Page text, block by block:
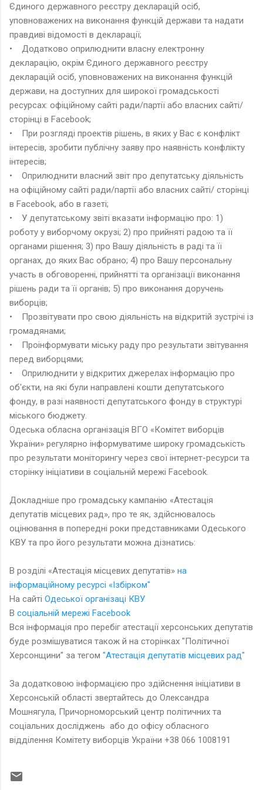
Єдиного державного реєстру декларацій осіб,
уповноважених на виконання функцій держави та надати
правдиві відомості в декларації;
• Додатково оприлюднити власну електронну
декларацію, окрім Єдиного державного реєстру
декларацій осіб, уповноважених на виконання функцій
держави, на доступних для широкої громадськості
ресурсах: офіційному сайті ради/партії або власних сайті/
сторінці в Facebook;
• При розгляді проектів рішень, в яких у Вас є конфлікт
інтересів, зробити публічну заяву про наявність конфлікту
інтересів;
• Оприлюднити власний звіт про депутатську діяльність
на офіційному сайті ради/партії або власних сайті/ сторінці
в Facebook, або в газеті;
• У депутатському звіті вказати інформацію про: 1)
роботу у виборчому окрузі; 2) про прийняті радою та її
органами рішення; 3) про Вашу діяльність в раді та її
органах, до яких Вас обрано; 4) про Вашу персональну
участь в обговоренні, прийнятті та організації виконання
рішень ради та її органів; 5) про виконання доручень
виборців;
• Прозвітувати про свою діяльність на відкритій зустрічі із
громадянами;
• Проінформувати міську раду про результати звітування
перед виборцями;
• Оприлюднити у відкритих джерелах інформацію про
об'єкти, на які були направлені кошти депутатського
фонду, в разі наявності депутатського фонду в структурі
міського бюджету.
Одеська обласна організація ВГО «Комітет виборців
України» регулярно інформуватиме широку громадськість
про результати моніторингу через свої інтернет-ресурси та
сторінку ініціативи в соціальній мережі Facebook.
Докладніше про громадську кампанію «Атестація
депутатів місцевих рад», про те як, здійснювалось
оцінювання в попередні роки представниками Одеського
КВУ та про його результати можна дізнатись:
В розділі «Атестація місцевих депутатів» на
інформаційному ресурсі «Ізбірком"
На сайті Одеської організаці КВУ
В соціальній мережі Facebook
Вся інформація про перебіг атестації херсонських депутатів
буде розмішуватися також й на сторінках "Політичної
Херсонщини" за тегом "Атестація депутатів місцевих рад"
За додатковою інформацією про здійснення ініціативи в
Херсонській області звертайтесь до Олександра
Мошнягула, Причорноморський центр політичних та
соціальних досліджень або до офісу обласного
відділення Комітету виборців України +38 066 1008191